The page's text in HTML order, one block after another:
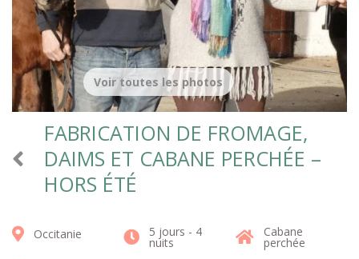
FABRICATION DE FROMAGE,
DAIMS ET CABANE PERCHÉE –
HORS ÉTÉ
Voir toutes les photos
Occitanie 5 jours - 4
nuits
Cabane
perchée